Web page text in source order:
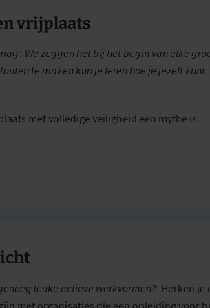
vrijplaats
We zeggen het bij het begin van elke
te maken kun je leren hoe je jezelf kunt
met volledige veiligheid een mythe is.
leuke actieve werkvormen?’ Herken je
met organisaties die een opleiding voor